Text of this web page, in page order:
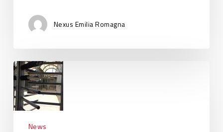
Nexus Emilia Romagna
Comunicato
Piattaforma
delle
ONG
Italiane
Mediterraneo
News